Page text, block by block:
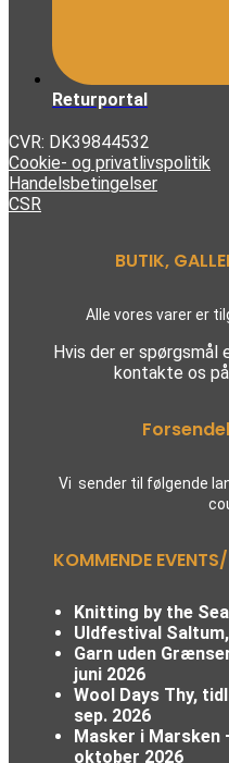
Returportal
CVR: DK39844532
Cookie- og privatlivspolitik
Handelsbetingelser
CSR
BUTIK,
Alle vores varer er
Hvis der er spørgsmål
kontakte os
Vi sender til følgende
KOMMENDE
Knitting by the
Uldfestival
Garn uden
juni 2026
Wool Days Thy,
sep. 2026
Masker i
oktober 2026